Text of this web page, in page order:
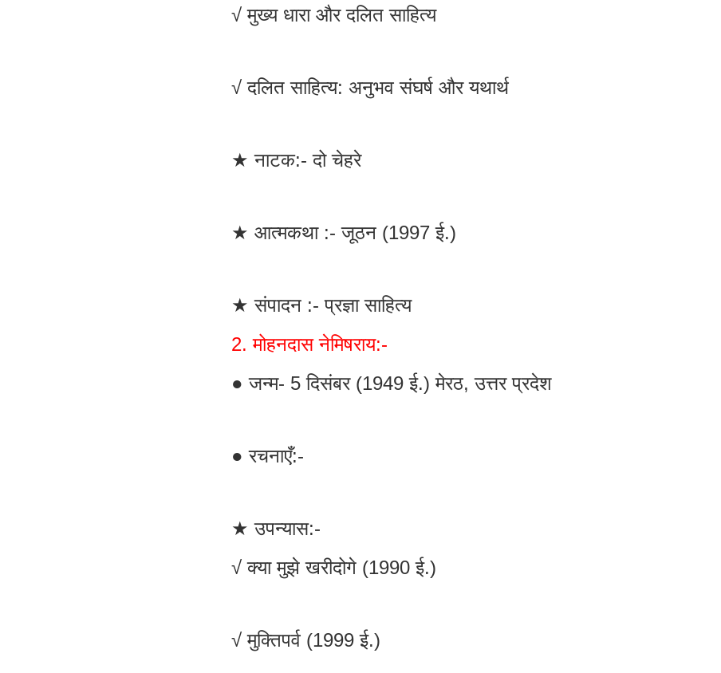
√ मुख्य धारा और दलित साहित्य
√ दलित साहित्य: अनुभव संघर्ष और यथार्थ
★ नाटक:- दो चेहरे
★ आत्मकथा :- जूठन (1997 ई.)
★ संपादन :- प्रज्ञा साहित्य
2. मोहनदास नेमिषराय:-
● जन्म- 5 दिसंबर (1949 ई.) मेरठ, उत्तर प्रदेश
● रचनाएँ:-
★ उपन्यास:-
√ क्या मुझे खरीदोगे (1990 ई.)
√ मुक्तिपर्व (1999 ई.)